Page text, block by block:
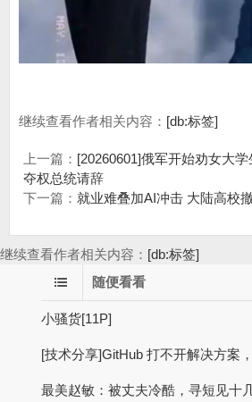
继续查看作者相关内容： [db:标签]
上一篇： [20260601]俄军开始劝女大
夺权总统请辞
下一篇： 就业难叠加AI冲击 大陆高校
继续查看作者相关内容： [db:标签]
随便看看
小骚货[11P]
[技术分享]GitHub 打不开解决方案
最美赵敏：被丈夫冷酷，寻短见十